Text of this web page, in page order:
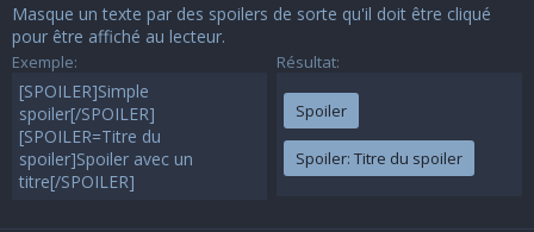
Masque un texte par des spoilers de sorte qu'il doit être cliqué
pour être affiché au lecteur.
Exemple:
[SPOILER]Simple
spoiler[/SPOILER]
[SPOILER=Titre du
spoiler]Spoiler avec un
titre[/SPOILER]
Résultat:
Spoiler
Spoiler: Titre du spoiler